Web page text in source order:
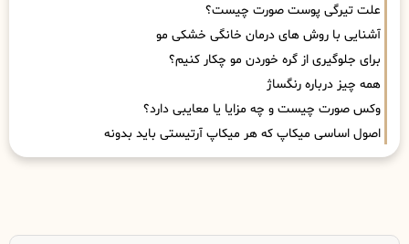
علت تیرگی پوست صورت چیست؟
آشنایی با روش های درمان خانگی خشکی مو
برای جلوگیری از گره خوردن مو چکار کنیم؟
همه چیز درباره رنگساژ
وکس صورت چیست و چه مزایا یا معایبی دارد؟
اصول اساسی میکاپ که هر میکاپ آرتیستی باید بدونه